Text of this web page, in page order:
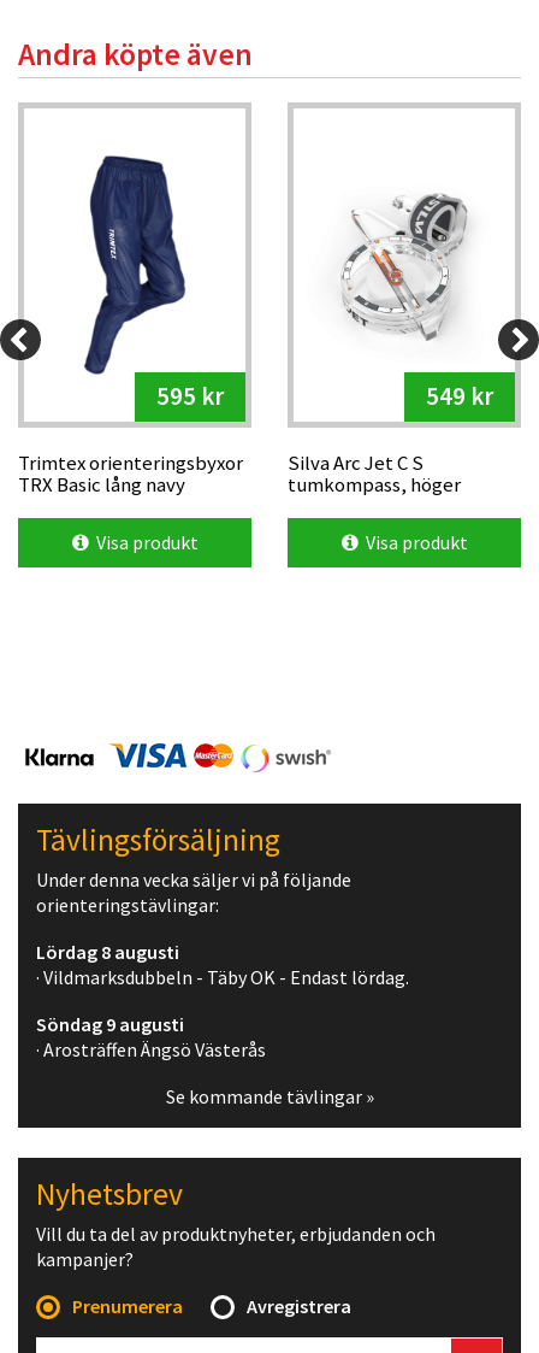
Andra köpte även
595 kr
Trimtex orienteringsbyxor
TRX Basic lång navy
Visa produkt
549 kr
Silva Arc Jet C S
tumkompass, höger
Visa produkt
Tävlingsförsäljning
Under denna vecka säljer vi på följande
orienteringstävlingar:
Lördag 8 augusti
· Vildmarksdubbeln - Täby OK - Endast lördag.
Söndag 9 augusti
· Arosträffen Ängsö Västerås
Se kommande tävlingar »
Nyhetsbrev
Vill du ta del av produktnyheter, erbjudanden och
kampanjer?
Prenumerera
Avregistrera